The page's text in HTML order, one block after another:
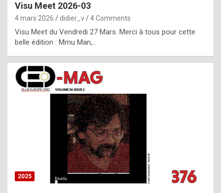
p
l
c
h
i
s
t
o
r
Visu Meet 2026-03
4 mars 2026 didier_v 4 Comments
Visu Meet du Vendredi 27 Mars. Merci à tous pour cette
belle édition : Mmu Man,…
2025